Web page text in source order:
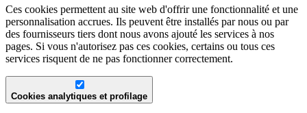
Ces cookies permettent au site web d'offrir une fonctionnalité et une
personnalisation accrues. Ils peuvent être installés par nous ou par
des fournisseurs tiers dont nous avons ajouté les services à nos
pages. Si vous n'autorisez pas ces cookies, certains ou tous ces
services risquent de ne pas fonctionner correctement.
Cookies analytiques et profilage